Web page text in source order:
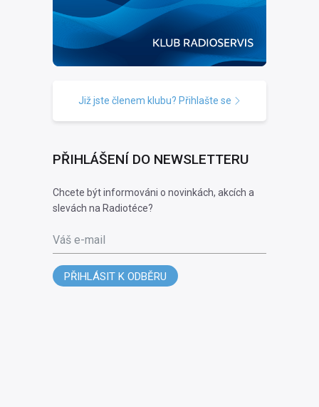
Již jste členem klubu? Přihlašte se
PŘIHLÁŠENÍ DO NEWSLETTERU
Chcete být informováni o novinkách, akcích a
slevách na Radiotéce?
Váš e-mail
PŘIHLÁSIT K ODBĚRU